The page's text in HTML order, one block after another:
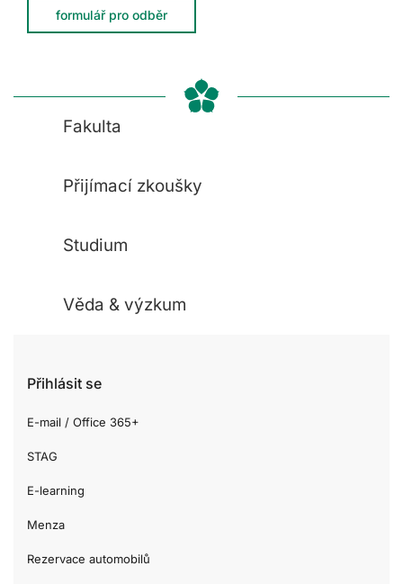
formulář pro odběr
Fakulta
Přijímací zkoušky
Studium
Věda & výzkum
Přihlásit se
E-mail / Office 365+
STAG
E-learning
Menza
Rezervace automobilů